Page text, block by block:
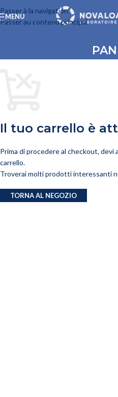
Passer à la navigation
Passer au contenu principal
MENU
Il tuo carrello è
Prima di procedere al checkout,
carrello.
Troverai molti prodotti interessanti
TORNA AL NEGOZIO